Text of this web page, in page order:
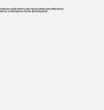
estão dentro das faixas ideais para diferentes
e indicadores fáceis de interpretar.